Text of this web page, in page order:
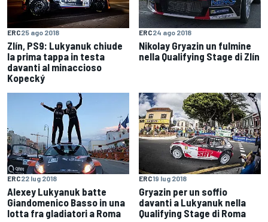
ERC25 ago 2018
Zlín, PS9: Lukyanuk chiude
la prima tappa in testa
davanti al minaccioso
Kopecký
ERC24 ago 2018
Nikolay Gryazin un fulmine
nella Qualifying Stage di Zlín
ERC22 lug 2018
Alexey Lukyanuk batte
Giandomenico Basso in una
lotta fra gladiatori a Roma
ERC19 lug 2018
Gryazin per un soffio
davanti a Lukyanuk nella
Qualifying Stage di Roma